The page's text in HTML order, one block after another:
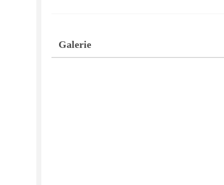
Galerie